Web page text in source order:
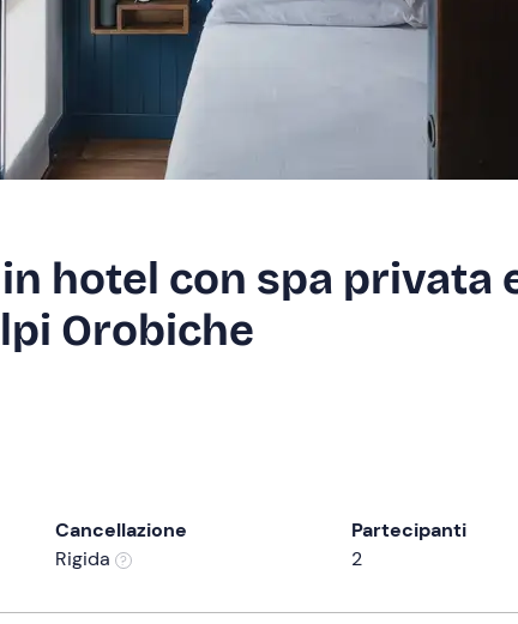
hotel con spa privata
Orobiche
Cancellazione
Rigida
Partecipanti
2